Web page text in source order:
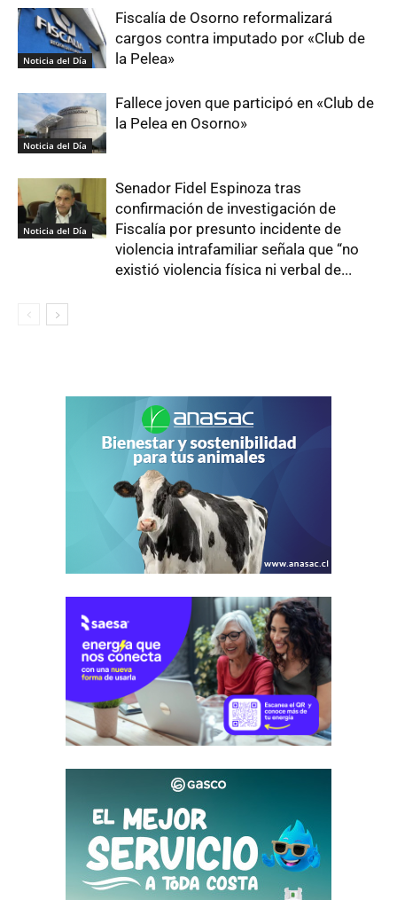
Noticia del Día
Fiscalía de Osorno reformalizará
cargos contra imputado por «Club de
la Pelea»
Noticia del Día
Fallece joven que participó en «Club de
la Pelea en Osorno»
Noticia del Día
Senador Fidel Espinoza tras
confirmación de investigación de
Fiscalía por presunto incidente de
violencia intrafamiliar señala que “no
existió violencia física ni verbal de...